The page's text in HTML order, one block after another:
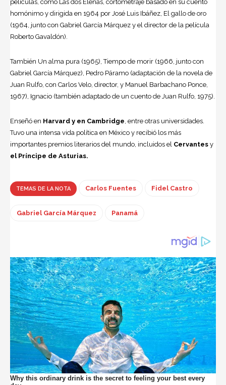
películas, como Las dos Elenas, cortometraje basado en su cuento
homónimo y dirigida en 1964 por José Luis Ibáñez, El gallo de oro
(1964, junto con Gabriel García Márquez y el director de la película
Roberto Gavaldón).
También Un alma pura (1965), Tiempo de morir (1966, junto con
Gabriel García Márquez), Pedro Páramo (adaptación de la novela de
Juan Rulfo, con Carlos Velo, director, y Manuel Barbachano Ponce,
1967), Ignacio (también adaptado de un cuento de Juan Rulfo, 1975).
Enseñó en Harvard y en Cambridge , entre otras universidades.
Tuvo una intensa vida política en México y recibió los más
importantes premios literarios del mundo, incluidos el Cervantes y
el Príncipe de Asturias.
TEMAS DE LA NOTA Carlos Fuentes Fidel Castro
Gabriel García Márquez Panamá